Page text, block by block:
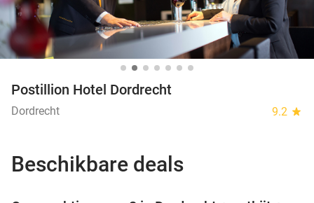
Postillion Hotel Dordrecht
Dordrecht 9.2 star
Beschikbare deals